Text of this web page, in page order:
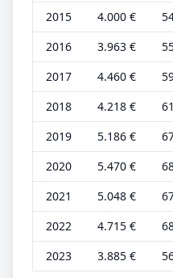
2015
4.000 €
2016
3.963 €
2017
4.460 €
2018
4.218 €
2019
5.186 €
2020
5.470 €
2021
5.048 €
2022
4.715 €
2023
3.885 €